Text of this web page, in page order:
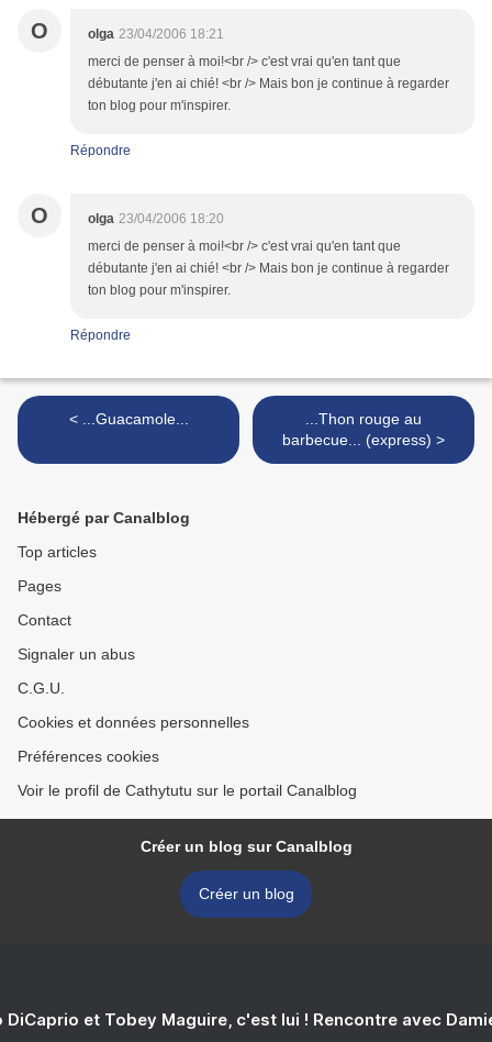
O olga 23/04/2006 18:21
merci de penser à moi!<br /> c'est vrai qu'en tant que
débutante j'en ai chié! <br /> Mais bon je continue à regarder
ton blog pour m'inspirer.
Répondre
O olga 23/04/2006 18:20
merci de penser à moi!<br /> c'est vrai qu'en tant que
débutante j'en ai chié! <br /> Mais bon je continue à regarder
ton blog pour m'inspirer.
Répondre
< ...Guacamole...
...Thon rouge au
barbecue... (express) >
Hébergé par Canalblog
Top articles
Pages
Contact
Signaler un abus
C.G.U.
Cookies et données personnelles
Préférences cookies
Voir le profil de Cathytutu sur le portail Canalblog
Créer un blog sur Canalblog
Créer un blog
DiCaprio et Tobey Maguire, c'est lui ! Rencontre avec